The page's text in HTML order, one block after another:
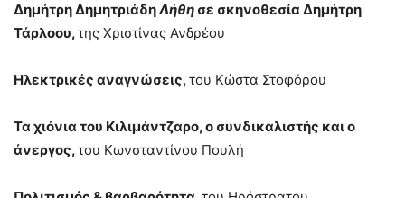
Δημήτρη ΔημητριάδηΛήθη σε σκηνοθεσία Δημήτρη
Τάρλοου,της Χριστίνας Ανδρέου
Ηλεκτρικές αναγνώσεις,του Κώστα Στοφόρου
Τα χιόνια του Κιλιμάντζαρο, ο συνδικαλιστής και ο
άνεργος,του Κωνσταντίνου Πουλή